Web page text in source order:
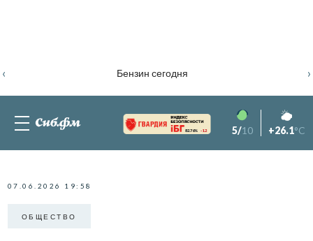
Бензин сегодня
‹ ›
82.76% -1.2 5/10 +26.1°C
07.06.2026 19:58
ОБЩЕСТВО